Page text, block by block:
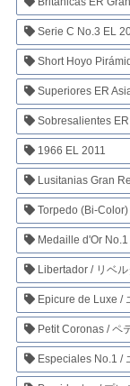
Serie C No.3 EL
Short Hoyo
Superiores ER
Sobresalientes
1966 EL 2011
Lusitanias Gran
Torpedo (Bi-Color)
Medaille d'Or No.1
Libertador / リベ
Epicure de Luxe /
Petit Coronas / ペ
Especiales No.1 /